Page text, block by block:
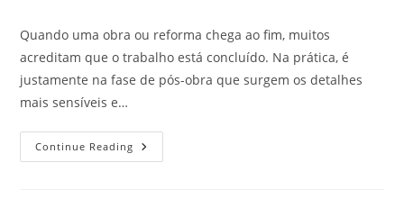
Quando uma obra ou reforma chega ao fim, muitos
acreditam que o trabalho está concluído. Na prática, é
justamente na fase de pós-obra que surgem os detalhes
mais sensíveis e…
Continue Reading